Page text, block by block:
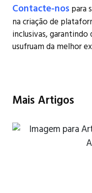
Contacte-nospara
na criação de
inclusivas,
usufruam da melhor
Mais Artigos